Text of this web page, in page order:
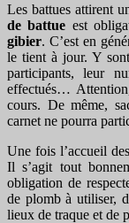
Les battues attirent
de battue est
gibier. C’est en
le tient à jour. Y
participants, leur
effectués…
cours. De même,
carnet ne pourra
Une fois l’accueil
Il s’agit tout
obligation de
de plomb à utiliser,
lieux de traque et de